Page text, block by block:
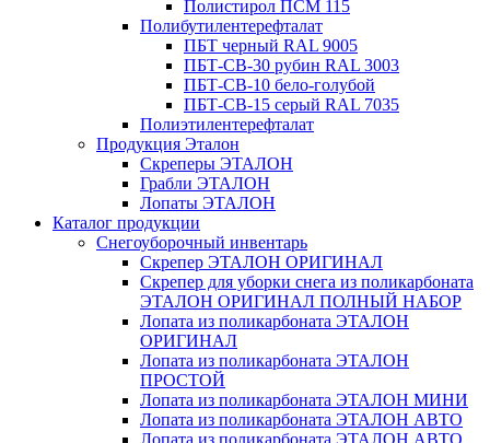
Полистирол ПСМ 115
Полибутилентерефталат
ПБТ черный RAL 9005
ПБТ-СВ-30 рубин RAL 3003
ПБТ-СВ-10 бело-голубой
ПБТ-СВ-15 серый RAL 7035
Полиэтилентерефталат
Продукция Эталон
Скреперы ЭТАЛОН
Грабли ЭТАЛОН
Лопаты ЭТАЛОН
Каталог продукции
Снегоуборочный инвентарь
Скрепер ЭТАЛОН ОРИГИНАЛ
Скрепер для уборки снега из поликарбоната
ЭТАЛОН ОРИГИНАЛ ПОЛНЫЙ НАБОР
Лопата из поликарбоната ЭТАЛОН
ОРИГИНАЛ
Лопата из поликарбоната ЭТАЛОН
ПРОСТОЙ
Лопата из поликарбоната ЭТАЛОН МИНИ
Лопата из поликарбоната ЭТАЛОН АВТО
Лопата из поликарбоната ЭТАЛОН АВТО